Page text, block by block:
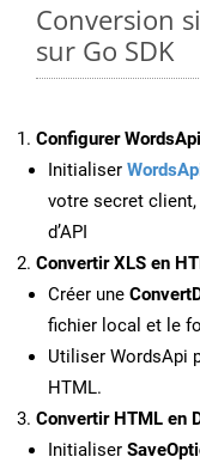
Conversion
sur Go SDK
Configurer
Initialiser
votre secret
d’API
Convertir XLS en
Créer une
fichier local et le
Utiliser WordsApi
HTML.
Convertir HTML en
Initialiser